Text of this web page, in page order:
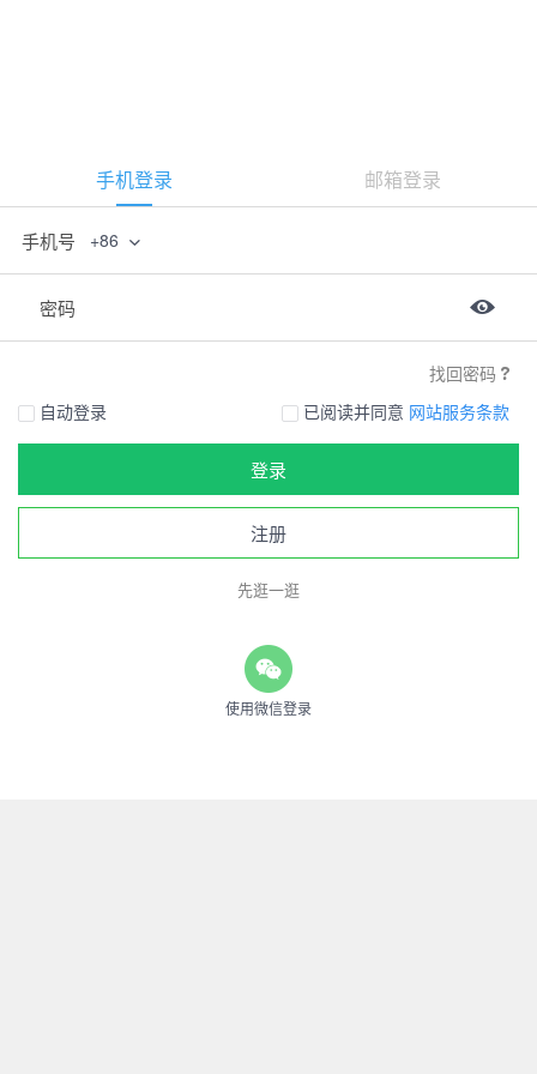
手机登录 邮箱登录
手机号 +86
密码
找回密码
自动登录
已阅读并同意 网站服务条款
登录
注册
先逛一逛
使用微信登录